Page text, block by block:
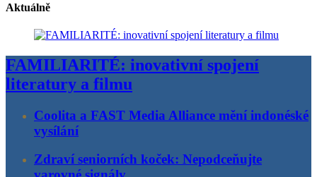
Aktuálně
FAMILIARITÉ: inovativní spojení
literatury a filmu
Coolita a FAST Media Alliance mění indonéské
vysílání
Zdraví seniorních koček: Nepodceňujte